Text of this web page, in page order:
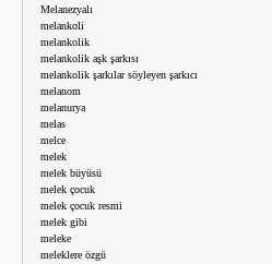
Melanezyalı
melankoli
melankolik
melankolik aşk şarkısı
melankolik şarkılar söyleyen şarkıcı
melanom
melanurya
melas
melce
melek
melek büyüsü
melek çocuk
melek çocuk resmi
melek gibi
meleke
meleklere özgü